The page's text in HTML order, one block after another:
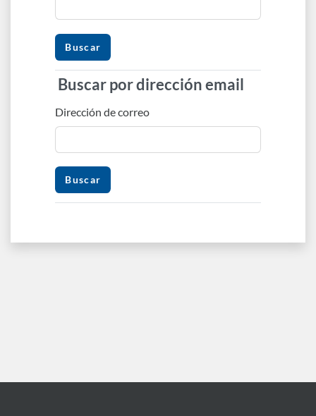
Buscar por dirección email
Buscar por dirección email
Dirección de correo